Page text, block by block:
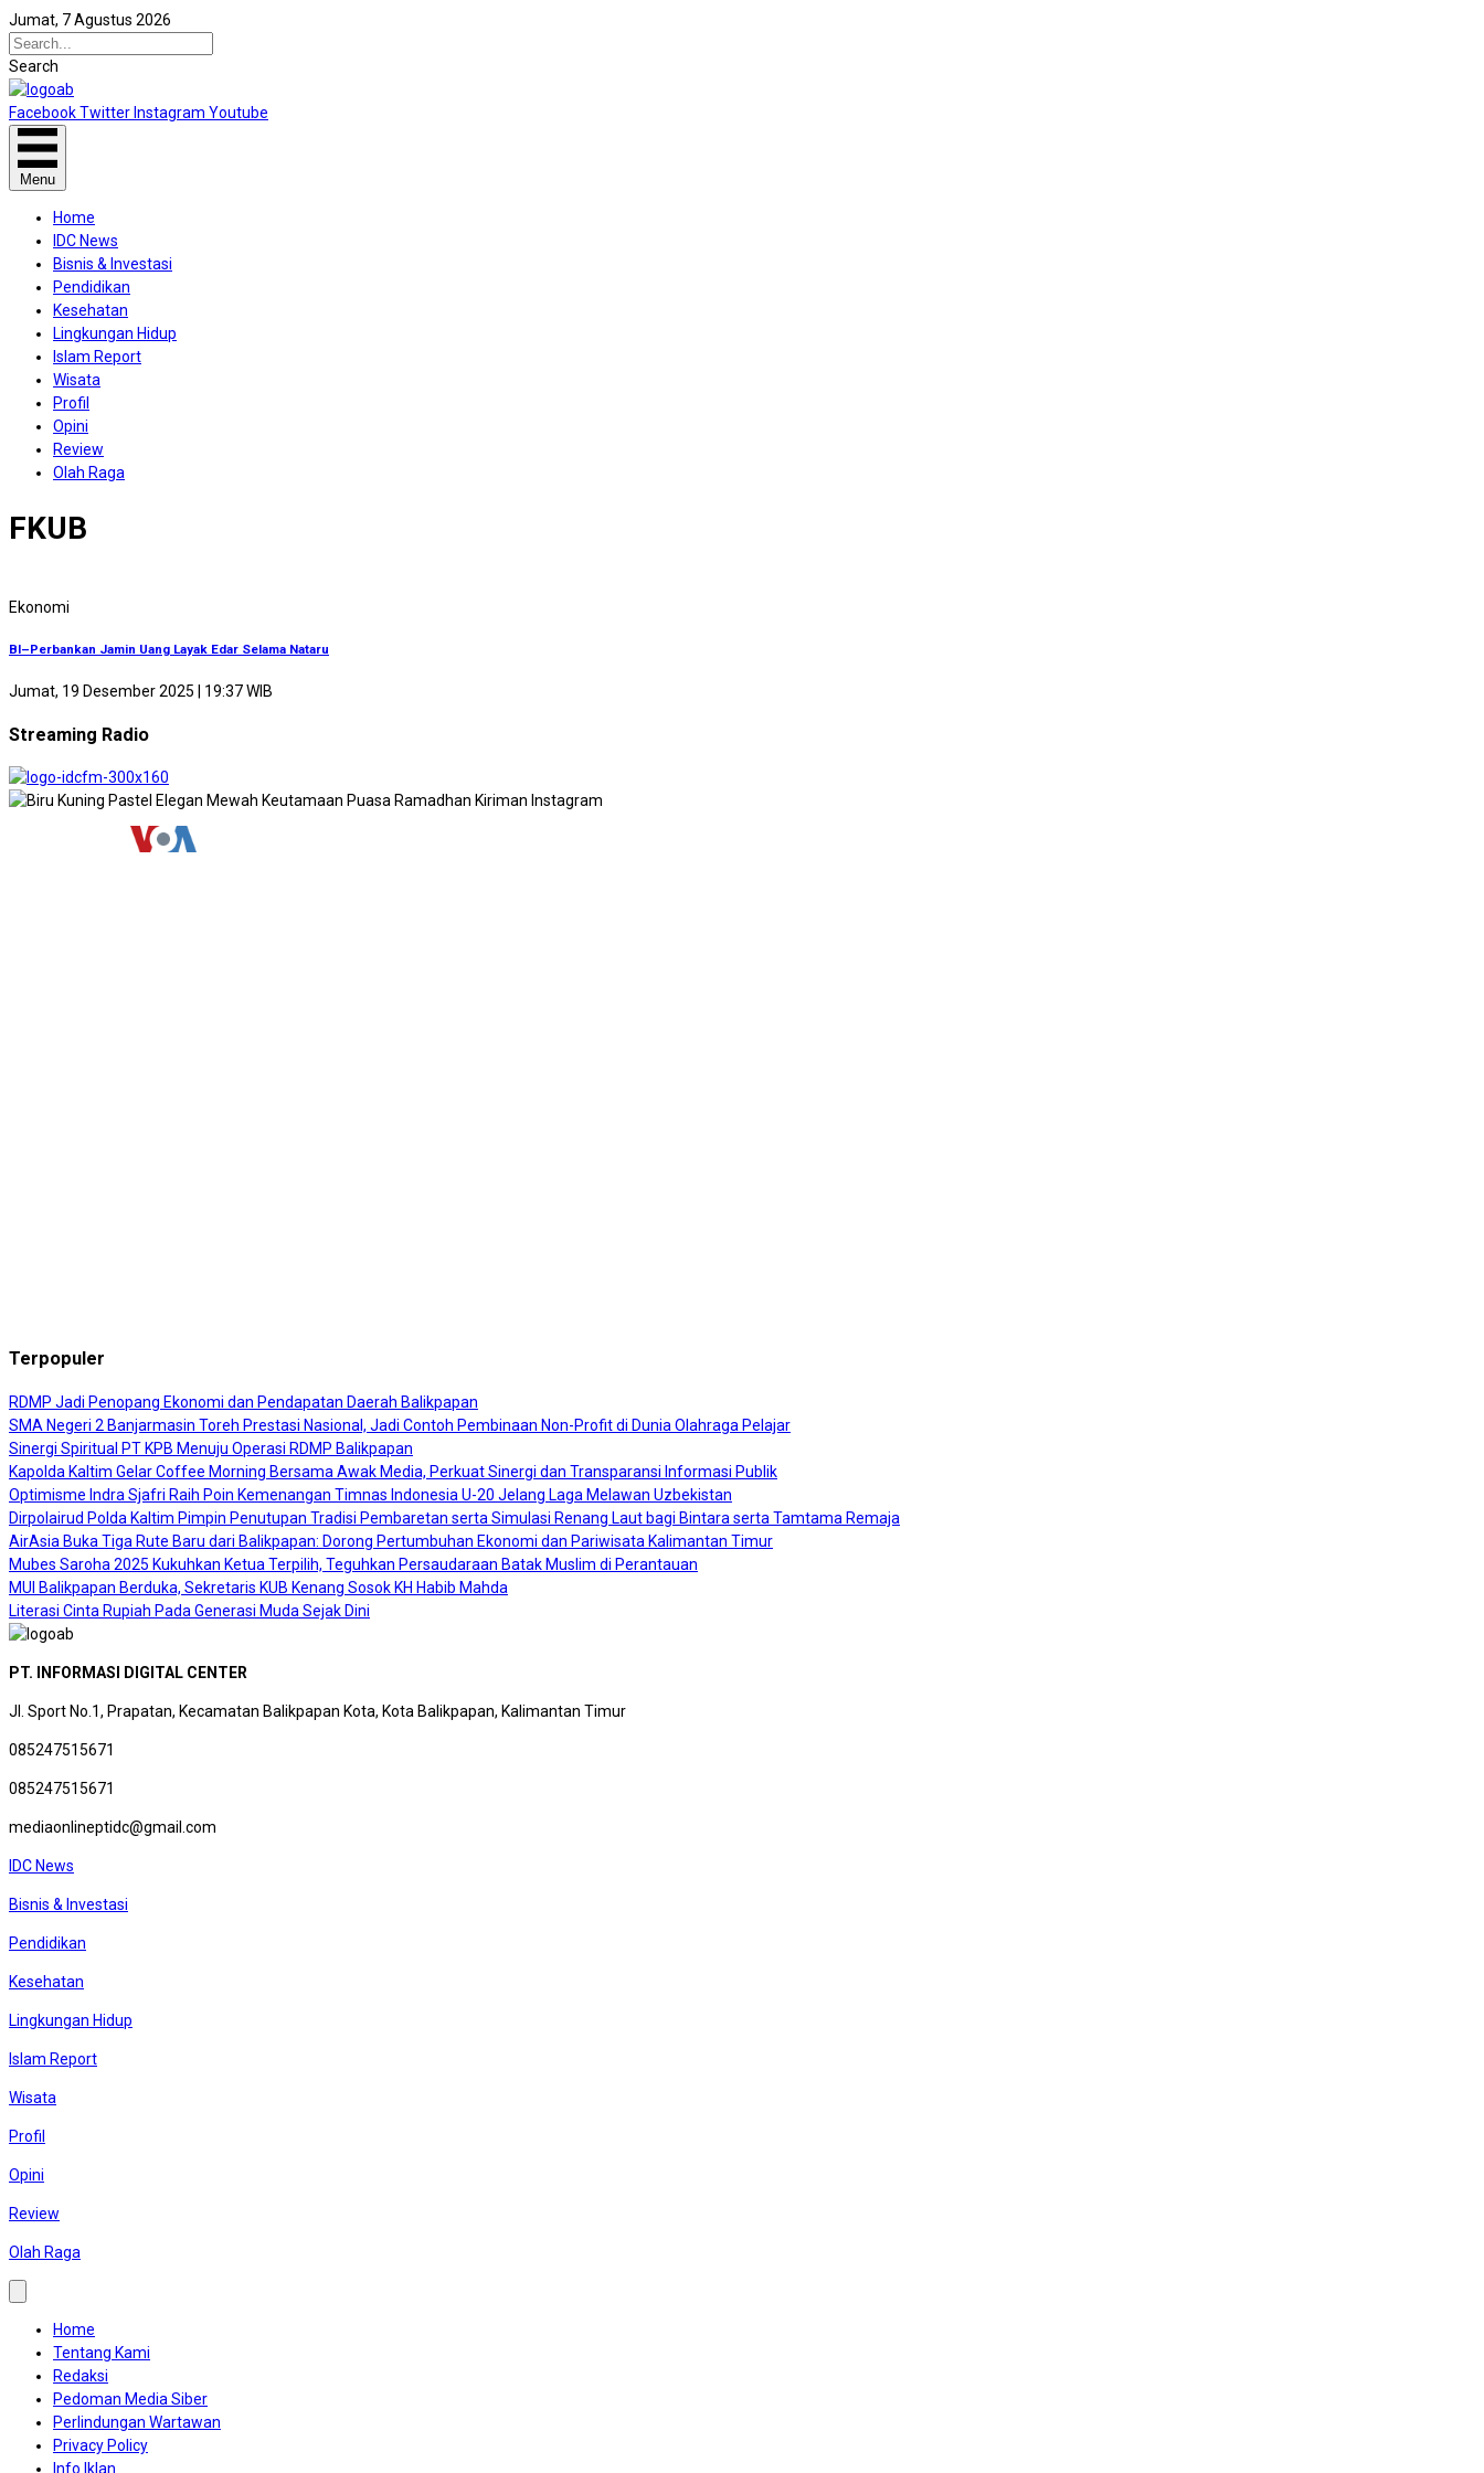
Jumat, 7 Agustus 2026
Search
FacebookTwitter Instagram Youtube
Menu
Home
IDC News
Bisnis & Investasi
Pendidikan
Kesehatan
Lingkungan Hidup
Islam Report
Wisata
Profil
Opini
Review
Olah Raga
FKUB
Ekonomi
BI–Perbankan Jamin Uang Layak Edar Selama Nataru
Jumat, 19 Desember 2025 | 19:37 WIB
Streaming Radio
Terpopuler
RDMP Jadi Penopang Ekonomi dan Pendapatan Daerah Balikpapan
SMA Negeri 2 Banjarmasin Toreh Prestasi Nasional, Jadi Contoh Pembinaan Non-Profit di Dunia Olahraga Pelajar
Sinergi Spiritual PT KPB Menuju Operasi RDMP Balikpapan
Kapolda Kaltim Gelar Coffee Morning Bersama Awak Media, Perkuat Sinergi dan Transparansi Informasi Publik
Optimisme Indra Sjafri Raih Poin Kemenangan Timnas Indonesia U-20 Jelang Laga Melawan Uzbekistan
Dirpolairud Polda Kaltim Pimpin Penutupan Tradisi Pembaretan serta Simulasi Renang Laut bagi Bintara serta Tamtama Remaja
AirAsia Buka Tiga Rute Baru dari Balikpapan: Dorong Pertumbuhan Ekonomi dan Pariwisata Kalimantan Timur
Mubes Saroha 2025 Kukuhkan Ketua Terpilih, Teguhkan Persaudaraan Batak Muslim di Perantauan
MUI Balikpapan Berduka, Sekretaris KUB Kenang Sosok KH Habib Mahda
Literasi Cinta Rupiah Pada Generasi Muda Sejak Dini
PT. INFORMASI DIGITAL CENTER
Jl. Sport No.1, Prapatan, Kecamatan Balikpapan Kota, Kota Balikpapan, Kalimantan Timur
085247515671
085247515671
mediaonlineptidc@gmail.com
IDC News
Bisnis & Investasi
Pendidikan
Kesehatan
Lingkungan Hidup
Islam Report
Wisata
Profil
Opini
Review
Olah Raga
Home
Tentang Kami
Redaksi
Pedoman Media Siber
Perlindungan Wartawan
Privacy Policy
Info Iklan